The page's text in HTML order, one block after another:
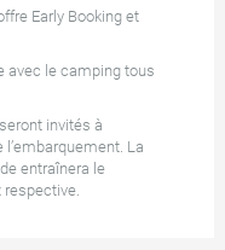
Early Booking et
avec le camping tous
invités à
l’embarquement. La
entraînera le
respective.